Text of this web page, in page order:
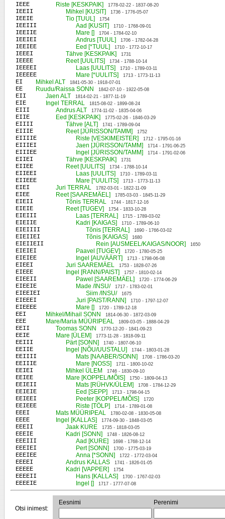
IEEE Riste [KESKPAIK] 1778-02-22 - 1837-08-20
IEEII Mihkel [KUSIT] 1736 - 1776-05-07
IEEIE Tio [TUUL] 1754
IEEIII Aad [KUSIT] 1710 - 1768-09-01
IEEIIE Mare [] 1704 - 1784-02-10
IEEIEI Andrus [TUUL] 1706 - 1782-04-28
IEEIEE Eed [*TUUL] 1710 - 1772-10-17
IEEEI Tähve [KESKPAIK] 1731
IEEEE Reet [UULITS] 1734 - 1788-10-14
IEEEEI Laas [UULITS] 1710 - 1789-03-11
IEEEEE Mare [*UULITS] 1713 - 1773-11-13
EI Mihkel ALT 1841-05-30 - 1918-07-01
EE Ruudu/Raissa SONN 1842-07-10 - 1922-05-08
EII Jaen ALT 1814-02-21 - 1877-11-19
EIE Ingel TERRAL 1815-08-02 - 1899-08-24
EIII Andrus ALT 1774-11-02 - 1835-04-06
EIIE Eed [KESKPAIK] 1775-02-26 - 1846-03-29
EIIII Tähve [ALT] 1741 - 1789-09-04
EIIIE Reet [JÜRISSON/TAMM] 1752
EIIIIE Riste [VESKIMEISTER] 1712 - 1795-01-16
EIIIEI Jaen [JÜRISSON/TAMM] 1714 - 1791-06-25
EIIIEE Ingel [JÜRISSON/TAMM] 1714 - 1791-02-06
EIIEI Tähve [KESKPAIK] 1731
EIIEE Reet [UULITS] 1734 - 1788-10-14
EIIEEI Laas [UULITS] 1710 - 1789-03-11
EIIEEE Mare [*UULITS] 1713 - 1773-11-13
EIEI Juri TERRAL 1782-03-01 - 1822-11-09
EIEE Reet [SAAREMÄEL] 1785-03-03 - 1845-11-29
EIEII Tõnis TERRAL 1744 - 1817-12-16
EIEIE Reet [TUGEV] 1754 - 1833-10-28
EIEIII Laas [TERRAL] 1715 - 1789-03-02
EIEIIE Kadri [KAIGAS] 1710 - 1789-06-10
EIEIIII Tõnis [TERRAL] 1690 - 1766-03-02
EIEIIEI Tõnis [KAIGAS] 1680
EIEIIEII Rein [AUSMEEL/KAIGAS/NOOR] 1650
EIEIEI Paavel [TUGEV] 1720 - 1780-05-25
EIEIEE Ingel [AUVÄÄRT] 1713 - 1798-06-08
EIEEI Juri SAAREMÄEL 1753 - 1828-07-26
EIEEE Ingel [RANN/PAIST] 1757 - 1810-02-14
EIEEII Pawel [SAAREMÄEL] 1720 - 1774-06-29
EIEEIE Made /INSU/ 1717 - 1783-02-01
EIEEIEI Siim /INSU/ 1675
EIEEEI Juri [PAIST/RANN] 1710 - 1797-12-07
EIEEEE Mare [] 1720 - 1789-12-18
EEI Mihkel/Mihail SONN 1814-06-30 - 1872-03-09
EEE Mare/Maria MÜÜRIPEAL 1809-03-05 - 1888-04-29
EEII Toomas SONN 1770-12-20 - 1841-09-23
EEIE Mare [ÜLEM] 1773-11-28 - 1818-09-11
EEIII Pärt [SONN] 1740 - 1807-06-10
EEIIE Ingel [NÕU/UUSTALU] 1744 - 1803-01-28
EEIIII Mats [NAABER/SONN] 1708 - 1786-03-20
EEIIIE Mare [NOSS] 1711 - 1800-10-02
EEIEI Mihkel ÜLEM 1746 - 1830-09-10
EEIEE Mare [KOPPEL/MÕIS] 1750 - 1809-04-13
EEIEII Mats [RÜHVK/ÜLEM] 1708 - 1784-12-29
EEIEIE Eed [SEPP] 1713 - 1798-04-15
EEIEEI Peeter [KOPPEL/MÕIS] 1720
EEIEEE Riste [TÖLP] 1714 - 1789-01-08
EEEI Mats MÜÜRIPEAL 1780-02-08 - 1830-05-08
EEEE Ingel [KALLAS] 1774-09-30 - 1848-03-05
EEEII Jaak KURE 1735 - 1818-03-05
EEEIE Kadri [SONN] 1748 - 1826-08-12
EEEIII Aad [KURE] 1698 - 1768-12-14
EEEIEI Pert [SONN] 1700 - 1775-03-19
EEEIEE Anna [*SONN] 1722 - 1772-03-04
EEEEI Andrus KALLAS 1741 - 1826-01-05
EEEEE Kadri [VAPPER] 1754
EEEEII Hans [KALLAS] 1700 - 1767-02-03
EEEEIE Ingel [] 1717 - 1777-07-08
Otsi inimest:
Eesnimi Perenimi